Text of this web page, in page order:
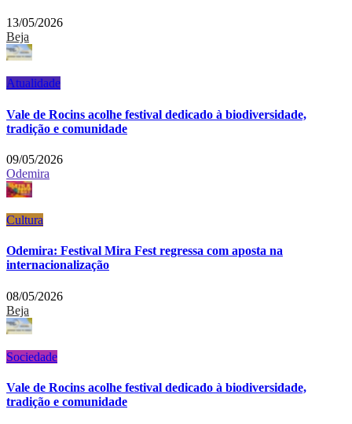
13/05/2026
Beja
Atualidade
Vale de Rocins acolhe festival dedicado à biodiversidade,
tradição e comunidade
09/05/2026
Odemira
Cultura
Odemira: Festival Mira Fest regressa com aposta na
internacionalização
08/05/2026
Beja
Sociedade
Vale de Rocins acolhe festival dedicado à biodiversidade,
tradição e comunidade